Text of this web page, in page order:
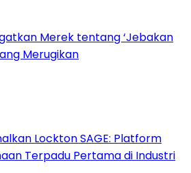
Merek tentang ‘Jebakan
Merugikan
Lockton SAGE: Platform
Terpadu Pertama di Industri